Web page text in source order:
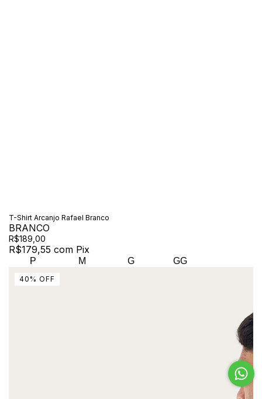
T-Shirt Arcanjo Rafael Branco
BRANCO
R$189,00
R$179,55 com Pix
P M G GG
40 % OFF